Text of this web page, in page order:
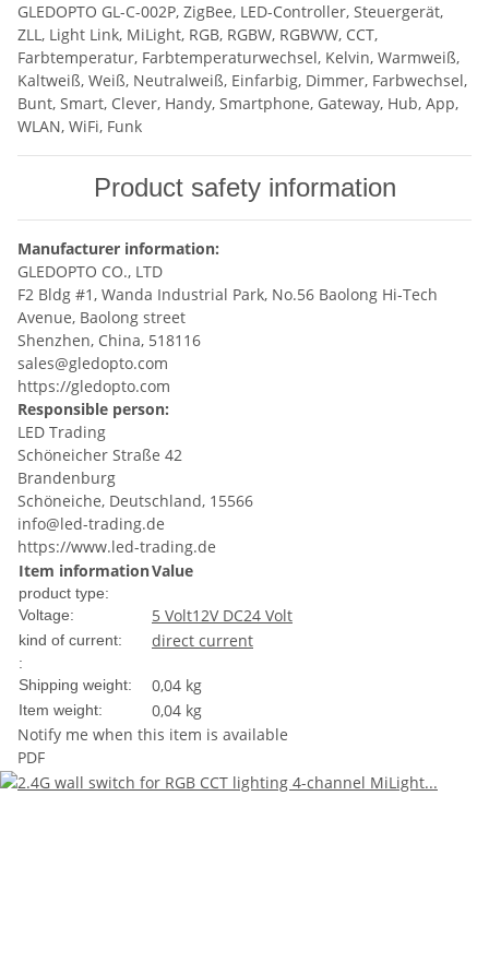
GLEDOPTO GL-C-002P, ZigBee, LED-Controller, Steuergerät,
ZLL, Light Link, MiLight, RGB, RGBW, RGBWW, CCT,
Farbtemperatur, Farbtemperaturwechsel, Kelvin, Warmweiß,
Kaltweiß, Weiß, Neutralweiß, Einfarbig, Dimmer, Farbwechsel,
Bunt, Smart, Clever, Handy, Smartphone, Gateway, Hub, App,
WLAN, WiFi, Funk
Product safety information
Manufacturer information:
GLEDOPTO CO., LTD
F2 Bldg #1, Wanda Industrial Park, No.56 Baolong Hi-Tech
Avenue, Baolong street
Shenzhen, China, 518116
sales@gledopto.com
https://gledopto.com
Responsible person:
LED Trading
Schöneicher Straße 42
Brandenburg
Schöneiche, Deutschland, 15566
info@led-trading.de
https://www.led-trading.de
Item informationValue
product type:
Voltage:
5 Volt12V DC24 Volt
kind of current: direct current
:
Shipping weight:
0,04 kg
Item weight: 0,04 kg
Notify me when this item is available
PDF